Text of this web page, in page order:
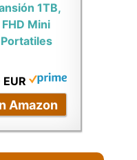
1TB,
Mini
Amazon